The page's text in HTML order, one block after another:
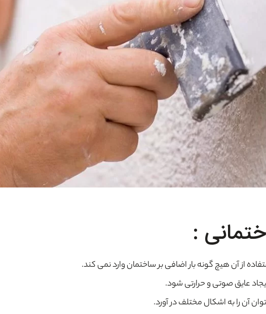
:
از آن هیچ گونه بار اضافی بر ساختمان وارد نمی کند.
عایق صوتی و حرارتی شود.
آن را به اشکال مختلف در آورد.